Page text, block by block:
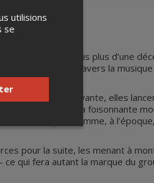
et pétillant depuis plus d’une
les unissent à travers la
L’année suivante, elles
inscrivant dans la foisonnante
acoustiques comme, à
pour la suite, les menant à
qui fera autant la marque du
utilisions
se